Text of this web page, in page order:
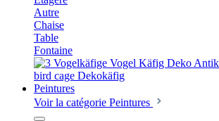
Autre
Chaise
Table
Fontaine
Peintures
Voir la catégorie Peintures